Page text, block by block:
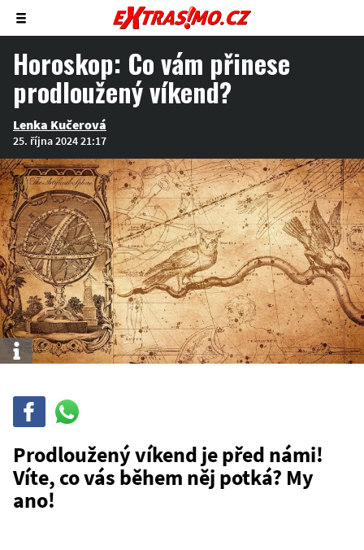
Zobrazit/skrýt
menu
Horoskop: Co vám přinese
prodloužený víkend?
Lenka Kučerová
25. října 2024 21:17
Info
Sdílej
WhatsAppu
Prodloužený víkend je před námi!
Víte, co vás během něj potká? My
ano!